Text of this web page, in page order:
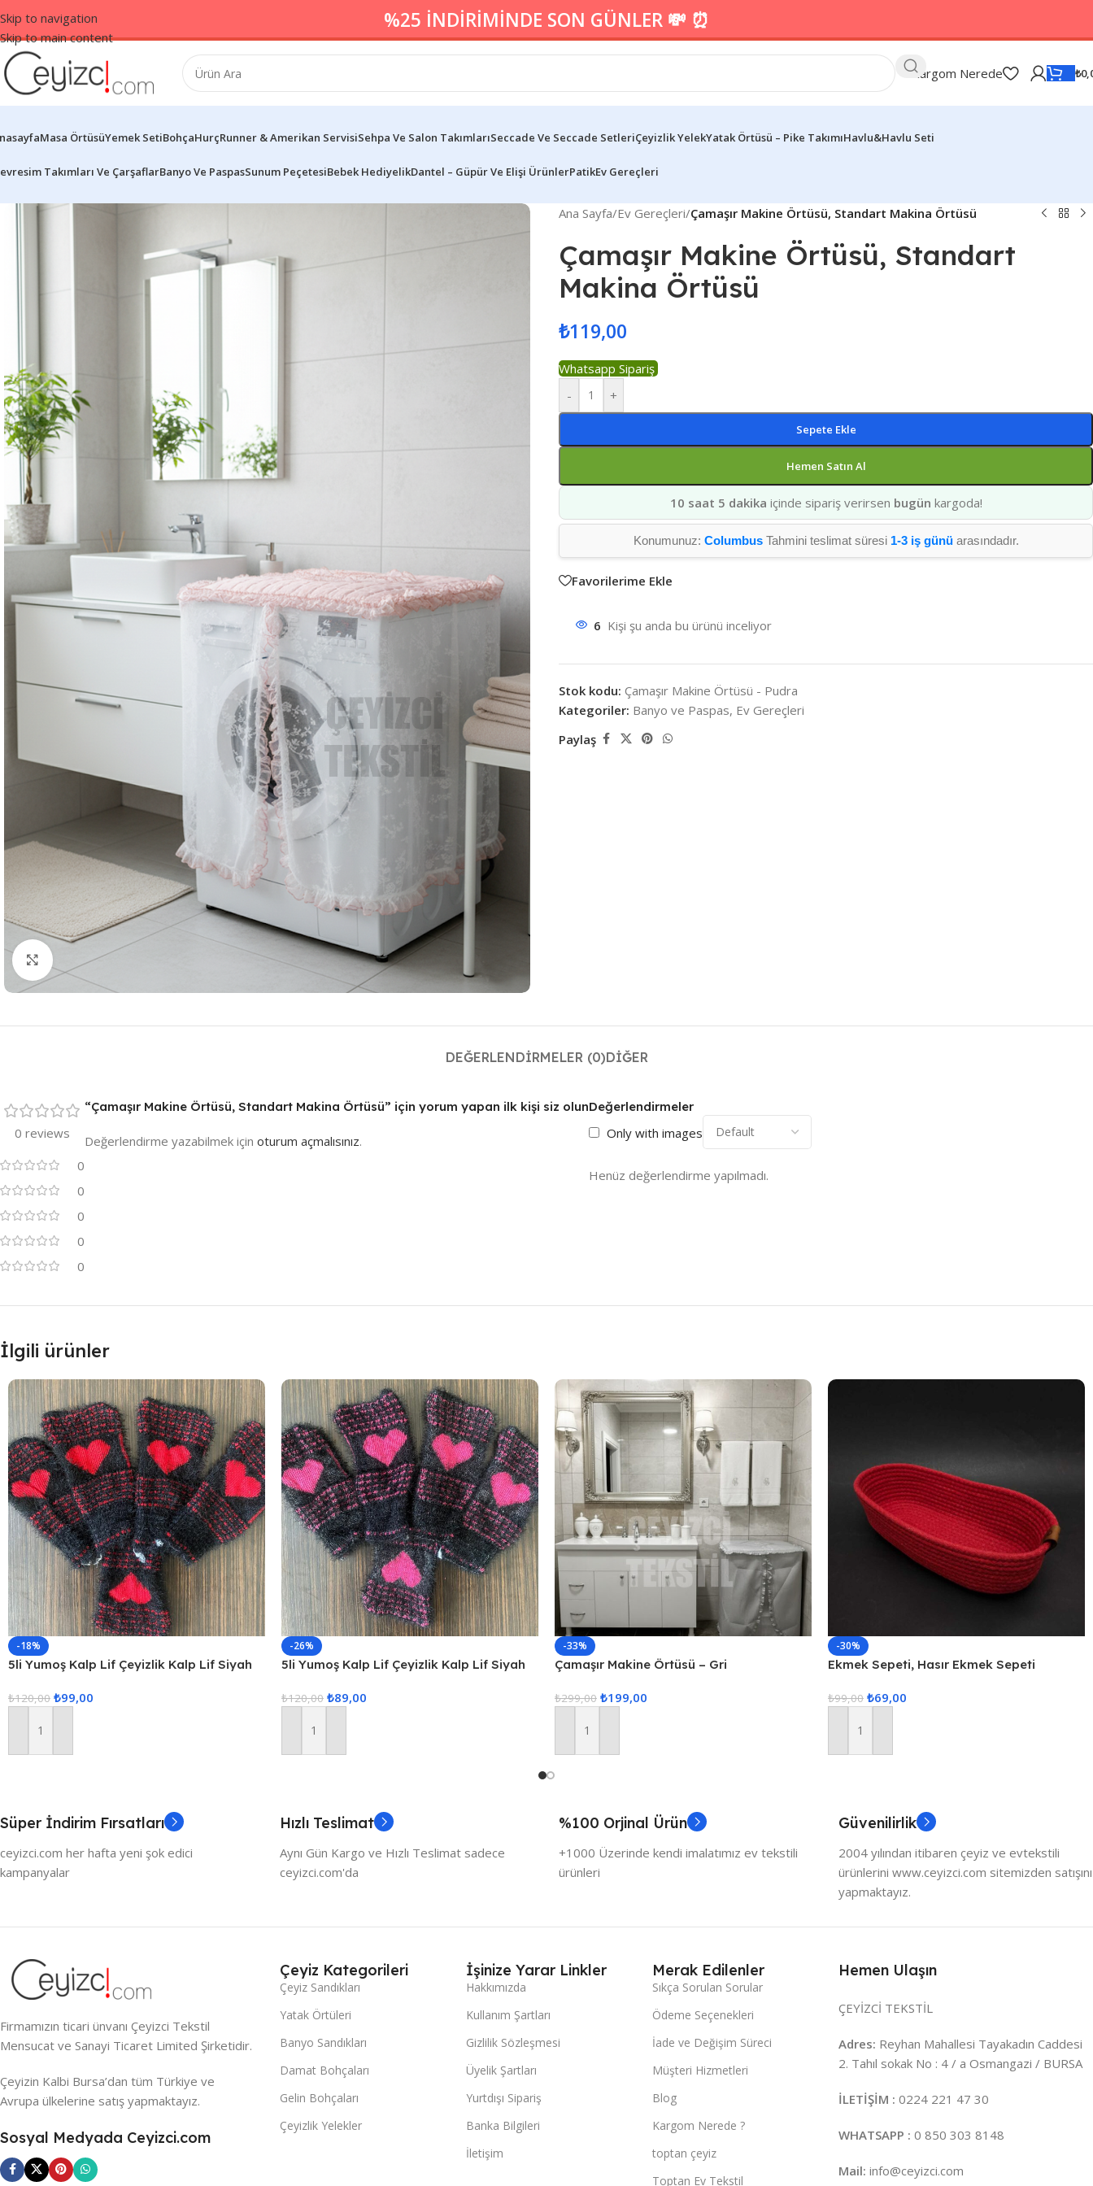
Skip to navigation
Skip to main content
%25 İNDİRİMİNDE SON GÜNLER 💸 ⏰
Kargom Nerede ₺
Masa ÖrtüsüYemek SetiBohçaHurçRunner & Amerikan ServisiSehpa Ve Salon TakımlarıSeccade Ve Seccade SetleriÇeyizlik YelekYatak Örtüsü – Pike TakımıHavlu&Havlu Seti
Takımları Ve ÇarşaflarBanyo Ve PaspasSunum PeçetesiBebek HediyelikDantel – Güpür Ve Elişi ÜrünlerPatikEv Gereçleri
Resmi Büyüt
Ana Sayfa/Ev Gereçleri/Çamaşır Makine Örtüsü, Standart Makina Örtüsü
Çamaşır Makine Örtüsü, Standart
Makina Örtüsü
₺119,00
Whatsapp Sipariş
-
+
Sepete Ekle
Hemen Satın Al
10 saat 5 dakika içinde sipariş verirsen bugün kargoda!
Konumunuz: ColumbusTahmini teslimat süresi 1-3 iş günüarasındadır.
Favorilerime Ekle
6 Kişi şu anda bu ürünü inceliyor
Stok kodu: Çamaşır Makine Örtüsü - Pudra
Kategoriler: Banyo ve Paspas, Ev Gereçleri
Paylaş
DEĞERLENDIRMELER (0)DIĞER
0 reviews
0
0
0
0
0
Değerlendirmeler
Only with images
Henüz değerlendirme yapılmadı.
“Çamaşır Makine Örtüsü, Standart Makina Örtüsü” için yorum yapan ilk kişi siz olun
Değerlendirme yazabilmek için oturum açmalısınız.
İlgili ürünler
-18%
5li Yumoş Kalp Lif Çeyizlik Kalp Lif Siyah
₺120,00 ₺99,00
Sepete Ekle
-26%
5li Yumoş Kalp Lif Çeyizlik Kalp Lif Siyah
₺120,00 ₺89,00
Sepete Ekle
-33%
Çamaşır Makine Örtüsü – Gri
₺299,00 ₺199,00
Sepete Ekle
-30%
Ekmek Sepeti, Hasır Ekmek Sepeti
₺99,00 ₺69,00
Sepete Ekle
Süper İndirim Fırsatları
ceyizci.com her hafta yeni şok edici
kampanyalar
Hızlı Teslimat
Aynı Gün Kargo ve Hızlı Teslimat sadece
ceyizci.com'da
%100 Orjinal Ürün
+1000 Üzerinde kendi imalatımız ev tekstili
ürünleri
Güvenilirlik
2004 yılından itibaren çeyiz ve evtekstili
ürünlerini www.ceyizci.com sitemizden satışını
yapmaktayız.
Firmamızın ticari ünvanı Çeyizci Tekstil
Mensucat ve Sanayi Ticaret Limited Şirketidir.
Çeyizin Kalbi Bursa’dan tüm Türkiye ve
Avrupa ülkelerine satış yapmaktayız.
Sosyal Medyada Ceyizci.com
Çeyiz Kategorileri
Çeyiz Sandıkları
Yatak Örtüleri
Banyo Sandıkları
Damat Bohçaları
Gelin Bohçaları
Çeyizlik Yelekler
İşinize Yarar Linkler
Hakkımızda
Kullanım Şartları
Gizlilik Sözleşmesi
Üyelik Şartları
Yurtdışı Sipariş
Banka Bilgileri
İletişim
Merak Edilenler
Sıkça Sorulan Sorular
Ödeme Seçenekleri
İade ve Değişim Süreci
Müşteri Hizmetleri
Blog
Kargom Nerede ?
toptan çeyiz
Toptan Ev Tekstil
Hemen Ulaşın
ÇEYİZCİ TEKSTİL
Adres: Reyhan Mahallesi Tayakadın Caddesi
2. Tahıl sokak No : 4 / a Osmangazi / BURSA
İLETİŞİM : 0224 221 47 30
WHATSAPP : 0 850 303 8148
Mail: info@ceyizci.com